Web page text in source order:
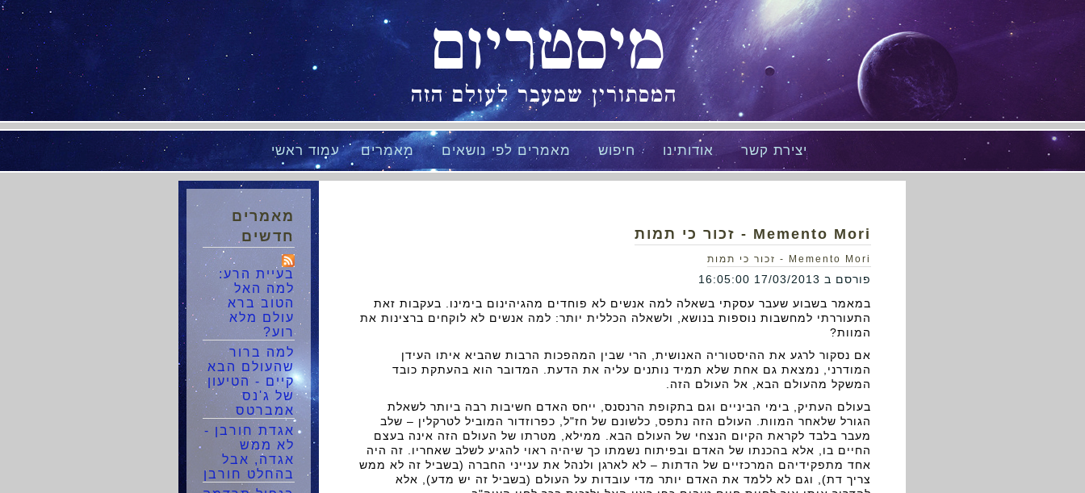
מיסטריום
המסתורין שמעבר לעולם הזה
עמוד ראשי מאמרים מאמרים לפי נושאים חיפוש אודותינו יצירת קשר
Memento Mori - זכור כי תמות
Memento Mori - זכור כי תמות
פורסם ב 17/03/2013 16:05:00
במאמר בשבוע שעבר עסקתי בשאלה למה אנשים לא פוחדים מהגיהינום בימינו. בעקבות זאת
התעוררתי למחשבות נוספות בנושא, ולשאלה הכללית יותר: למה אנשים לא לוקחים ברצינות את
המוות?
אם נסקור לרגע את ההיסטוריה האנושית, הרי שבין המהפכות הרבות שהביא איתו העידן
המודרני, נמצאת גם אחת שלא תמיד נותנים עליה את הדעת. המדובר הוא בהעתקת כובד
המשקל מהעולם הבא, אל העולם הזה.
בעולם העתיק, בימי הביניים וגם בתקופת הרנסנס, ייחס האדם חשיבות רבה ביותר לשאלת
הגורל שלאחר המוות. העולם הזה נתפס, כלשונם של חז"ל, כפרוזדור המוביל לטרקלין – שלב
מעבר בלבד לקראת הקיום הנצחי של העולם הבא. ממילא, מטרתו של העולם הזה אינה בעצם
החיים בו, אלא בהכנתו של האדם ובפיתוח נשמתו כך שיהיה ראוי להגיע לשלב שאחריו. זה היה
אחד מתפקידיהם המרכזיים של הדתות – לא לארגן ולנהל את ענייני החברה (בשביל זה לא ממש
צריך דת), וגם לא ללמד את האדם יותר מדי עובדות על העולם (בשביל זה יש מדע), אלא
מאמרים
חדשים
בעיית הרע:
למה האל
הטוב ברא
עולם מלא
רוע?
למה ברור
שהעולם הבא
קיים - הטיעון
של ג'נס
אמברטס
אגדת חורבן -
לא ממש
אגדה, אבל
בהחלט חורבן